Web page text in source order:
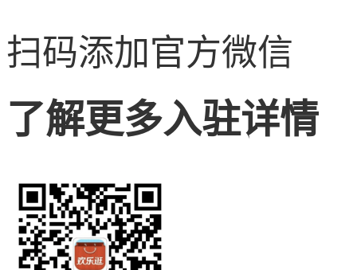
扫码添加官方微信
了解更多入驻详情